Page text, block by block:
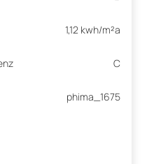
1,12 kwh/m²a
C
phima_1675